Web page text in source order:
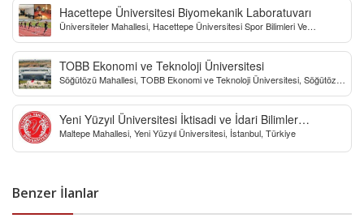
Hacettepe Üniversitesi Biyomekanik Laboratuvarı
Üniversiteler Mahallesi, Hacettepe Üniversitesi Spor Bilimleri Ve
TOBB Ekonomi ve Teknoloji Üniversitesi
Söğütözü Mahallesi, TOBB Ekonomi ve Teknoloji Üniversitesi, Söğütözü
Yeni Yüzyıl Üniversitesi İktisadi ve İdari Bilimler
Fakültesi
Maltepe Mahallesi, Yeni Yüzyıl Üniversitesi, İstanbul, Türkiye
Benzer İlanlar